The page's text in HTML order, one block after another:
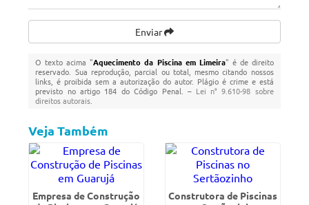
Enviar
O texto acima "Aquecimento da Piscina em Limeira" é de direito
reservado. Sua reprodução, parcial ou total, mesmo citando nossos
links, é proibida sem a autorização do autor. Plágio é crime e está
previsto no artigo 184 do Código Penal. – Lei n° 9.610-98 sobre
direitos autorais
Veja Também
Empresa de Construção
Construtora de Piscinas